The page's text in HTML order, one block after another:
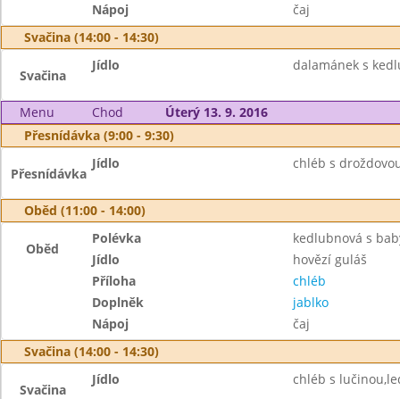
Nápoj
čaj
Svačina (14:00 - 14:30)
Svačina
Jídlo dalamánek s
Menu Chod
Úterý 13. 9. 2016
Přesnídávka (9:00 - 9:30)
Přesnídávka
Jídlo chléb s
Oběd (11:00 - 14:00)
Oběd
Polévka
kedlubnová s
Jídlo
hovězí guláš
Příloha
chléb
Doplněk
jablko
Nápoj
čaj
Svačina (14:00 - 14:30)
Svačina
Jídlo chléb s